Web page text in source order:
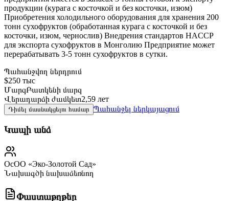
продукции (курага с косточкой и без косточки, изюм)
Приобретения холодильного оборудования для хранения 200
тонн сухофруктов (обработанная курага с косточкой и без
косточки, изюм, чернослив) Внедрения стандартов HACCP
для экспорта сухофруктов в Монголию Предприятие может
перерабатывать 3-5 тонн сухофруктов в сутки.
Պահանջվող ներդրում
$250 тыс
ՄարզԲատկենի մարզ
Վերադարձի ժամկետ2,59 лет
Դիմել մասնակցելու համար Պահանջել ներկայացում
Կապի անձ
ОсОО «Эко-Золотой Сад»
Նախագծի նախաձեռնող
Փաստաթղթեր